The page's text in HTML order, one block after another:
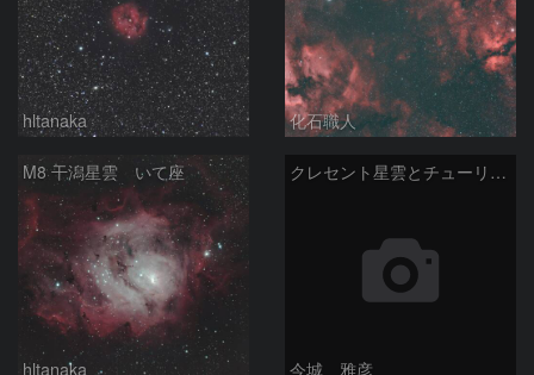
hltanaka 化石職人
M8 干潟星雲 いて座
hltanaka
クレセント星雲とチューリップ星雲の真ん中あたりにある星雲 NGC6883 ???
今城 雅彦